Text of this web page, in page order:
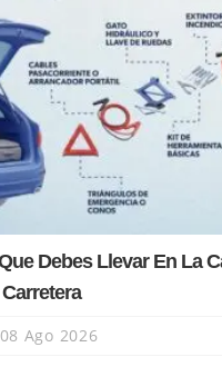
Debes Llevar En La
08 Ago 2026